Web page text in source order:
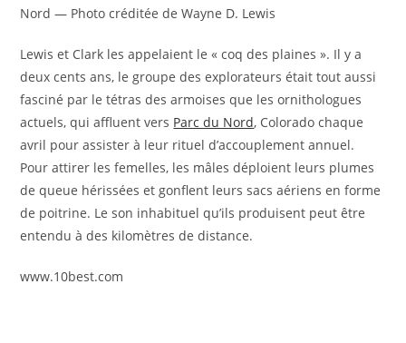
Nord — Photo créditée de Wayne D. Lewis
Lewis et Clark les appelaient le « coq des plaines ». Il y a
deux cents ans, le groupe des explorateurs était tout aussi
fasciné par le tétras des armoises que les ornithologues
actuels, qui affluent vers Parc du Nord, Colorado chaque
avril pour assister à leur rituel d’accouplement annuel.
Pour attirer les femelles, les mâles déploient leurs plumes
de queue hérissées et gonflent leurs sacs aériens en forme
de poitrine. Le son inhabituel qu’ils produisent peut être
entendu à des kilomètres de distance.
www.10best.com